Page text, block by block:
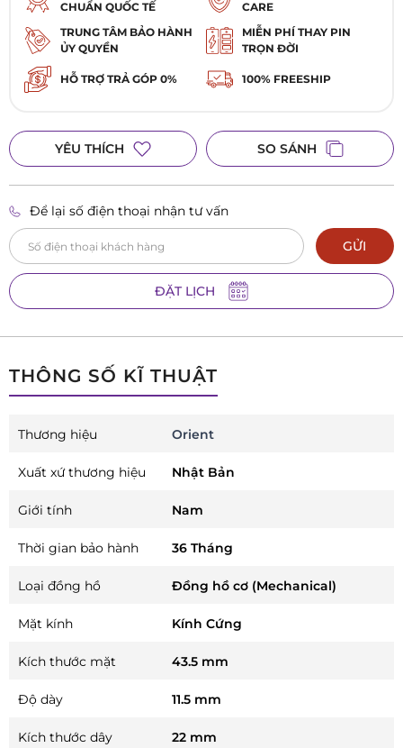
CHUẨN QUỐC TẾ
CARE
TRUNG TÂM BẢO HÀNH
ỦY QUYỀN
MIỄN PHÍ THAY PIN
TRỌN ĐỜI
HỖ TRỢ TRẢ GÓP 0% 100% FREESHIP
YÊU THÍCH SO SÁNH
Để lại số điện thoại nhận tư vấn
GỬI
ĐẶT LỊCH
THÔNG SỐ KĨ THUẬT
Thương hiệu Orient
Xuất xứ thương hiệu Nhật Bản
Giới tính Nam
Thời gian bảo hành 36 Tháng
Loại đồng hồ Đồng hồ cơ (Mechanical)
Mặt kính Kính Cứng
Kích thước mặt 43.5 mm
Độ dày 11.5 mm
Kích thước dây 22 mm